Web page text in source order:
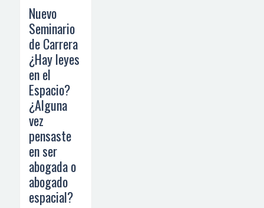
Nuevo
Seminario
de Carrera
¿Hay leyes
en el
Espacio?
¿Alguna
vez
pensaste
en ser
abogada o
abogado
espacial?